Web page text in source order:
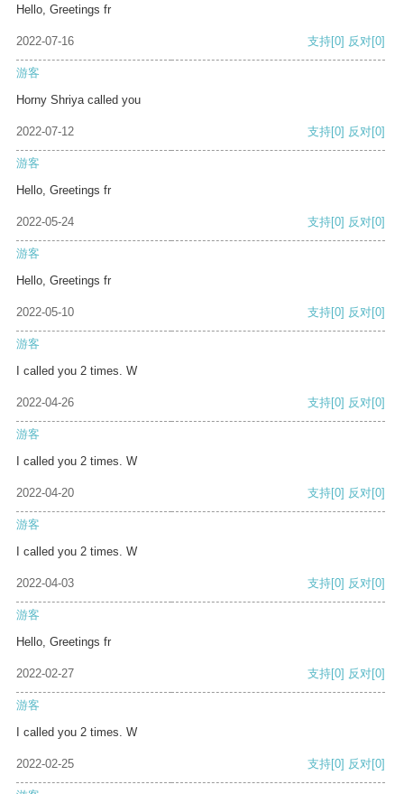
Hello, Greetings fr
2022-07-16 支持[0] 反对[0]
游客
Horny Shriya called you
2022-07-12 支持[0] 反对[0]
游客
Hello, Greetings fr
2022-05-24 支持[0] 反对[0]
游客
Hello, Greetings fr
2022-05-10 支持[0] 反对[0]
游客
I called you 2 times. W
2022-04-26 支持[0] 反对[0]
游客
I called you 2 times. W
2022-04-20 支持[0] 反对[0]
游客
I called you 2 times. W
2022-04-03 支持[0] 反对[0]
游客
Hello, Greetings fr
2022-02-27 支持[0] 反对[0]
游客
I called you 2 times. W
2022-02-25 支持[0] 反对[0]